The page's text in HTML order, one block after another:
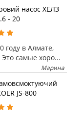
насос ХЕЛЗ
- 20
году в Алмате,
самые хоро...
Марина
JS-800